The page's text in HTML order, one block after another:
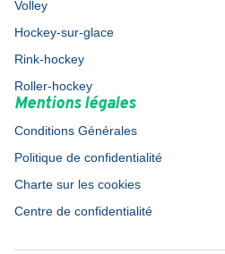
Volley
Hockey-sur-glace
Rink-hockey
Roller-hockey
Mentions légales
Conditions Générales
Politique de confidentialité
Charte sur les cookies
Centre de confidentialité